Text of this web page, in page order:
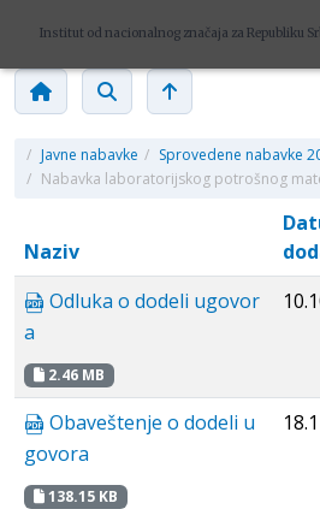
Institut od nacionalnog značaja za Republiku
/ Javne nabavke / Sprovedene nabavke
/ Nabavka laboratorijskog potrošnog
Naziv
Odluka o dodeli ugovor
a
2.46 MB
Obaveštenje o dodeli u
govora
138.15 KB